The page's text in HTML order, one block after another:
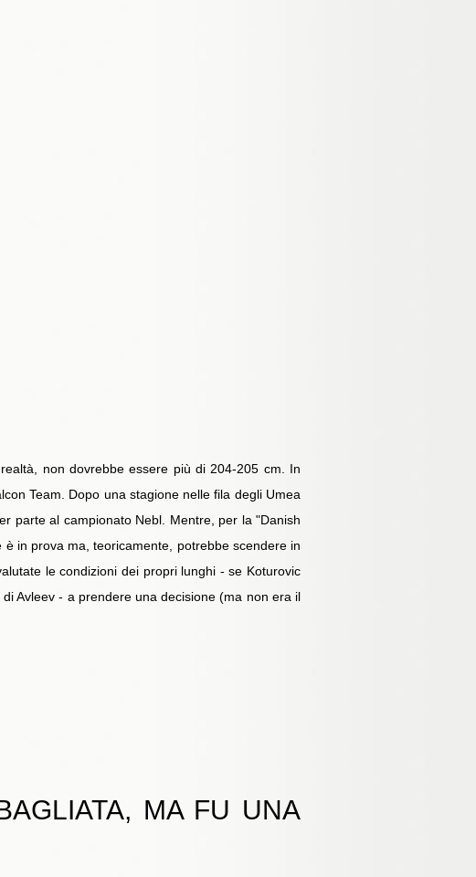
non dovrebbe essere più di 204-205 cm. In
Team. Dopo una stagione nelle fila degli Umea
parte al campionato Nebl. Mentre, per la "Danish
in prova ma, teoricamente, potrebbe scendere in
le condizioni dei propri lunghi - se Koturovic
Avleev - a prendere una decisione (ma non era il
MA FU UNA